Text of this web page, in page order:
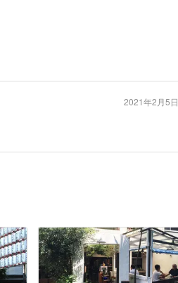
2021年2月5日